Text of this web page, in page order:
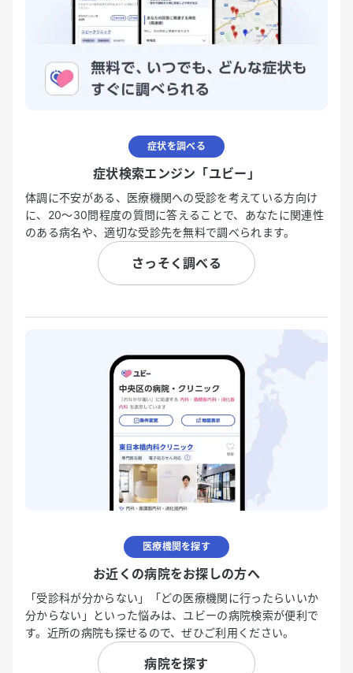
症状を調べる
症状検索エンジン「ユビー」
体調に不安がある、医療機関への受診を考えている方向け
に、20〜30問程度の質問に答えることで、あなたに関連性
のある病名や、適切な受診先を無料で調べられます。
さっそく調べる
医療機関を探す
お近くの病院をお探しの方へ
「受診科が分からない」「どの医療機関に行ったらいいか
分からない」といった悩みは、ユビーの病院検索が便利で
す。近所の病院も探せるので、ぜひご利用ください。
病院を探す